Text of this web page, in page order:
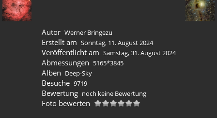
Autor Werner Bringezu
Erstellt am Sonntag, 11. August 2024
Veröffentlicht am Samstag, 31. August 2024
Abmessungen 5165*3845
Alben Deep-Sky
Besuche 9719
Bewertung noch keine Bewertung
Foto bewerten